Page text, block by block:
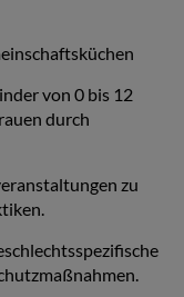
von 0 bis 12
durch
zu